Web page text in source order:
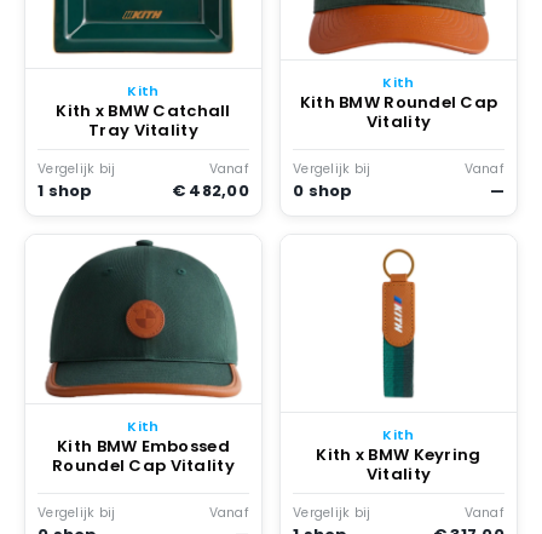
Kith
Kith x BMW Catchall
Tray Vitality
Vergelijk bij
1 shop
Vanaf
€ 482,00
Kith
Kith BMW Roundel Cap
Vitality
Vergelijk bij
0 shop
Vanaf
—
Kith
Kith BMW Embossed
Roundel Cap Vitality
Vergelijk bij Vanaf
Kith
Kith x BMW Keyring
Vitality
Vergelijk bij Vanaf